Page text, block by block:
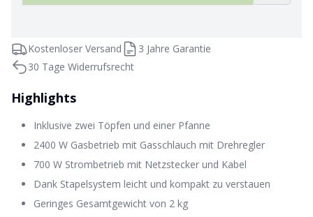
Kostenloser Versand
3 Jahre Garantie
30 Tage Widerrufsrecht
Highlights
Inklusive zwei Töpfen und einer Pfanne
2400 W Gasbetrieb mit Gasschlauch mit Drehregler
700 W Strombetrieb mit Netzstecker und Kabel
Dank Stapelsystem leicht und kompakt zu verstauen
Geringes Gesamtgewicht von 2 kg